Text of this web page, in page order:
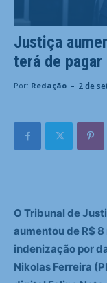
Justiça
terá de
Por: Redação - 2 de
O Tribunal de
aumentou de R$ 8
indenização por
Nikolas Ferreira